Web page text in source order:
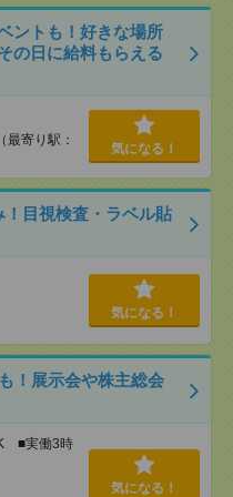
ントも！好きな場所
の日に給料もらえる
最寄り駅：
気になる！
目視検査・ラベル貼
気になる！
！展示会や株主総会
■実働3時
気になる！